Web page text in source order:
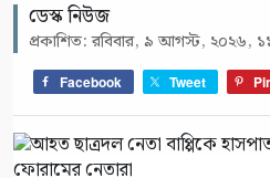
ডেস্ক নিউজ
প্রকাশিত: রবিবার, ৯ আগস্ট, ২০২৬,
Facebook Tweet